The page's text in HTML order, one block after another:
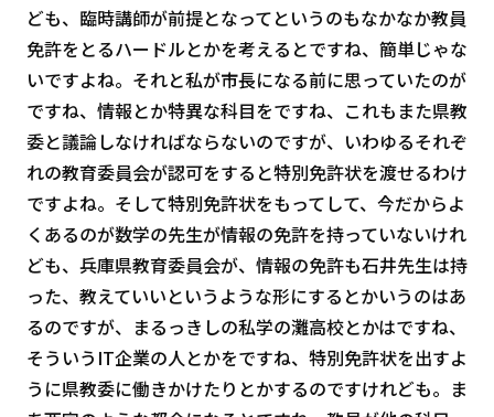
ども、臨時講師が前提となってというのもなかなか教員
免許をとるハードルとかを考えるとですね、簡単じゃな
いですよね。それと私が市長になる前に思っていたのが
ですね、情報とか特異な科目をですね、これもまた県教
委と議論しなければならないのですが、いわゆるそれぞ
れの教育委員会が認可をすると特別免許状を渡せるわけ
ですよね。そして特別免許状をもってして、今だからよ
くあるのが数学の先生が情報の免許を持っていないけれ
ども、兵庫県教育委員会が、情報の免許も石井先生は持
った、教えていいというような形にするとかいうのはあ
るのですが、まるっきしの私学の灘高校とかはですね、
そういうIT企業の人とかをですね、特別免許状を出すよ
うに県教委に働きかけたりとかするのですけれども。ま